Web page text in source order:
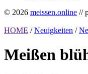
© 2026 meissen.online //
HOME / Neuigkeiten /
Meißen